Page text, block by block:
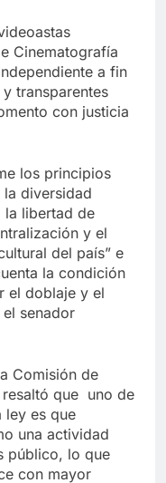
Cinematografía
a fin
transparentes
con justicia
los principios
diversidad
la libertad de
y el
del país” e
la condición
el doblaje y el
el senador
Comisión de
que uno de
ley es que
una actividad
público, lo que
con mayor